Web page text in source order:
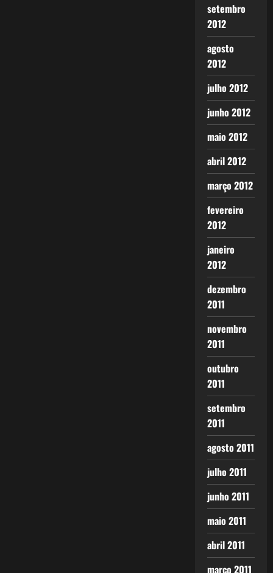
setembro
2012
agosto
2012
julho 2012
junho 2012
maio 2012
abril 2012
março 2012
fevereiro
2012
janeiro
2012
dezembro
2011
novembro
2011
outubro
2011
setembro
2011
agosto 2011
julho 2011
junho 2011
maio 2011
abril 2011
março 2011